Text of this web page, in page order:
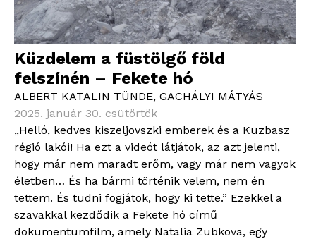
Küzdelem a füstölgő föld
felszínén – Fekete hó
ALBERT KATALIN TÜNDE, GACHÁLYI MÁTYÁS
2025. január 30. csütörtök
„Helló, kedves kiszeljovszki emberek és a Kuzbasz
régió lakói! Ha ezt a videót látjátok, az azt jelenti,
hogy már nem maradt erőm, vagy már nem vagyok
életben… És ha bármi történik velem, nem én
tettem. És tudni fogjátok, hogy ki tette.” Ezekkel a
szavakkal kezdődik a Fekete hó című
dokumentumfilm, amely Natalia Zubkova, egy